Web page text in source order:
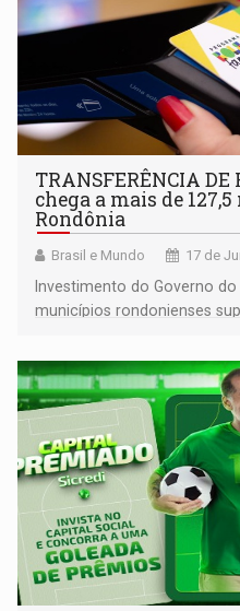
TRANSFERÊNCIA
chega a mais de
Rondônia
Brasil e Mundo 17 de
Investimento do Governo
municípios rondonienses